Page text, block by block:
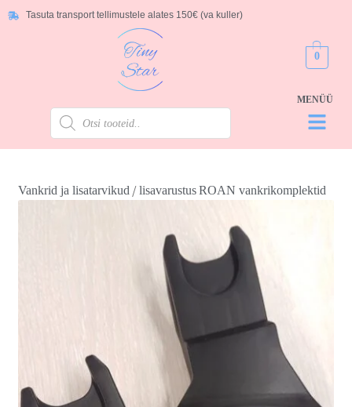
Tasuta transport tellimustele alates 150€ (va kuller)
0
Vankrid ja lisatarvikud/lisavarustusROAN vankrikomplektid